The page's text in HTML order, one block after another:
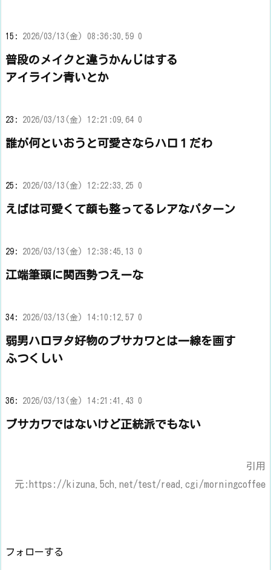
15: 2026/03/13(金) 08:36:30.59 0
普段のメイクと違うかんじはする
アイライン青いとか
23: 2026/03/13(金) 12:21:09.64 0
誰が何といおうと可愛さならハロ１だわ
25: 2026/03/13(金) 12:22:33.25 0
えばは可愛くて顔も整ってるレアなパターン
29: 2026/03/13(金) 12:38:45.13 0
江端筆頭に関西勢つえーな
34: 2026/03/13(金) 14:10:12.57 0
弱男ハロヲタ好物のブサカワとは一線を画す
ふつくしい
36: 2026/03/13(金) 14:21:41.43 0
ブサカワではないけど正統派でもない
引用
元:https://kizuna.5ch.net/test/read.cgi/morningcoffee
フォローする